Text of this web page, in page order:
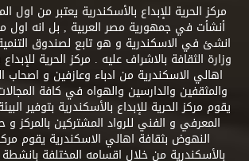
مركز الحرية للإبداع بالأسكندرية يعتبر من اول
أنشأت في جمهورية مصر العربية , بل انه
انشئ في الاسكندرية و هو تابع لصندوق
وزارة الثقافة بالاشراف عليه . مركز الحرية
اهالي الاسكندرية من ادباء وعازفين و اصحاب
والمثقفين والدارسين والهواه في كافة
يقوم مركز الحرية للإبداع بالأسكندرية بتوفير
المعرفي و الفني للرواد المشتركين بالمركز
النهوض بثقافة اهالي الاسكندرية يقوم مركز
بالأسكندرية من خلال اقسامه المختلفة